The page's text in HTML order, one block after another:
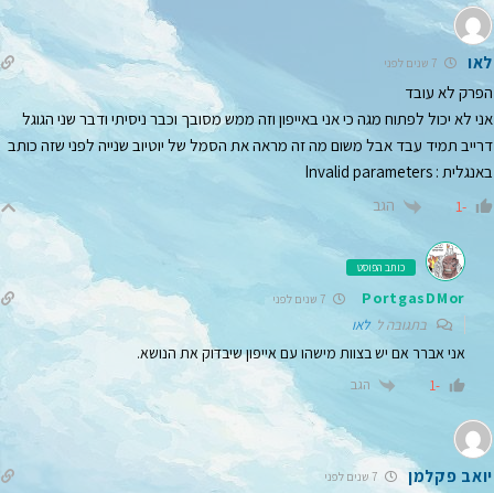
לאו
הפרק לא עובד
אני לא יכול לפתוח מגה כי אני באייפון וזה ממש מסובך וכבר ניסיתי ודבר שני הגוגל
דרייב תמיד עבד אבל משום מה זה מראה את הסמל של יוטיוב שנייה לפני שזה כותב
באנגלית : Invalid parameters
-1 הגב
כותב הפוסט
PortgasDMor
בתגובה ללאו
אני אברר אם יש בצוות מישהו עם אייפון שיבדוק את הנושא.
-1 הגב
יואב פקלמן